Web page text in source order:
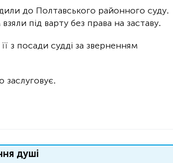
до Полтавського районного суду.
під варту без права на заставу.
з посади судді за зверненням
заслуговує.
душі